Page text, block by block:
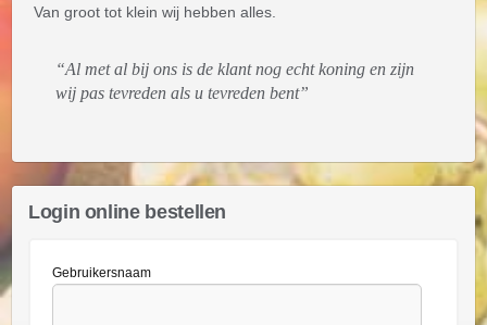
Van groot tot klein wij hebben alles.
Al met al bij ons is de klant nog echt koning en zijn
wij pas tevreden als u tevreden bent
Login online bestellen
Gebruikersnaam